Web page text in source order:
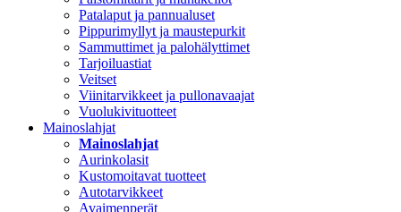
Patalaput ja pannualuset
Pippurimyllyt ja maustepurkit
Sammuttimet ja palohälyttimet
Tarjoiluastiat
Veitset
Viinitarvikkeet ja pullonavaajat
Vuolukivituotteet
Mainoslahjat
Mainoslahjat
Aurinkolasit
Kustomoitavat tuotteet
Autotarvikkeet
Avaimenperät